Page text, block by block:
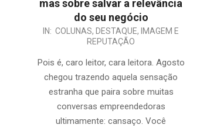
mas sobre salvar a relevância
do seu negócio
2026-
06
IN: COLUNAS, DESTAQUE, IMAGEM E
REPUTAÇÃO
Pois é, caro leitor, cara leitora. Agosto
chegou trazendo aquela sensação
estranha que paira sobre muitas
conversas empreendedoras
ultimamente: cansaço. Você